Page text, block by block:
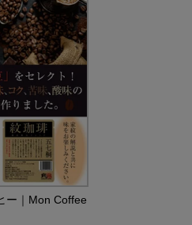
ー｜Mon Coffee